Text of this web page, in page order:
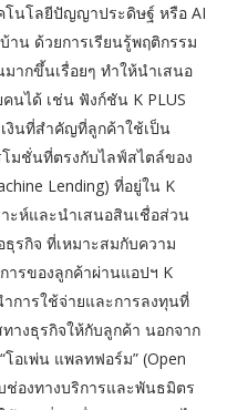
โนโลยีปัญญาประดิษฐ์ หรือ AI
าน ด้วยการเรียนรู้พฤติกรรม
ากขึ้นเรื่อยๆ ทำให้นำเสนอ
นได้ เช่น ฟังก์ชัน K PLUS
งินที่สำคัญที่ลูกค้าใช้เป็น
มชั่นที่ตรงกับไลฟ์สไตล์ของ
Lending) ที่อยู่ใน K
ะห์และนำเสนอสินเชื่อส่วน
รกิจ ที่เหมาะสมกับความ
ารของลูกค้าผ่านแอปฯ K
การใช้จ่ายและการลงทุนที่
างธุรกิจให้กับลูกค้า นอกจาก
โอเพ่น แพลทฟอร์ม” (Open
ช่องทางบริการและพันธมิตร